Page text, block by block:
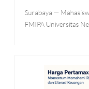
Surabaya —
FMIPA Universitas